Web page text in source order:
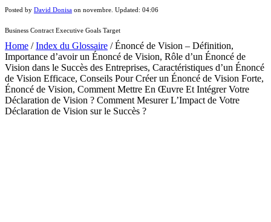
Posted by David Donisa on novembre . Updated: 04:06
Business Contract Executive Goals Target
Home /Index du Glossaire /Énoncé de Vision – Définition,
Importance d’avoir un Énoncé de Vision, Rôle d’un Énoncé de
Vision dans le Succès des Entreprises, Caractéristiques d’un Énoncé
de Vision Efficace, Conseils Pour Créer un Énoncé de Vision Forte,
Énoncé de Vision, Comment Mettre En Œuvre Et Intégrer Votre
Déclaration de Vision ? Comment Mesurer L’Impact de Votre
Déclaration de Vision sur le Succès ?